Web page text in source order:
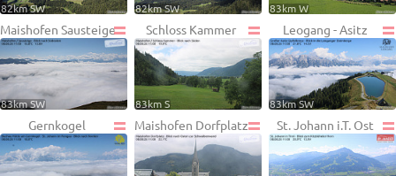
82km SW 82km SW 83km W
Maishofen Sausteige
83km SW
Schloss Kammer
83km S
Leogang - Asitz
83km SW
Gernkogel Maishofen Dorfplatz St. Johann i.T. Ost